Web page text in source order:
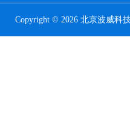
Copyright © 2026 北京波威科